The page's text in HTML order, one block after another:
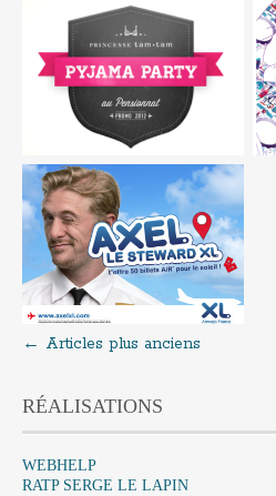
Navigation
sein
des
articles
← Articles plus anciens
RÉALISATIONS
WEBHELP
RATP SERGE LE LAPIN